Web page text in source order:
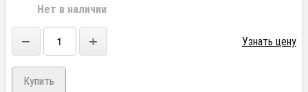
Нет в наличии
− + Узнать цену